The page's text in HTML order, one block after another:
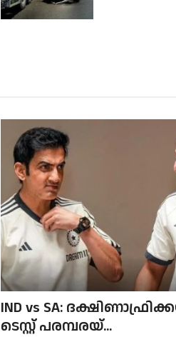
IND vs SA:
ടെസ്റ്റ് പരമ്പരയ്...